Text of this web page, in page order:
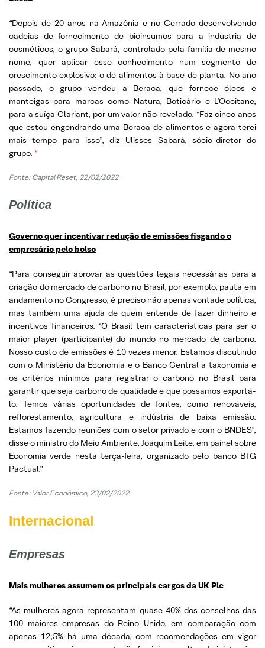
“Depois de 20 anos na Amazônia e no Cerrado desenvolvendo
cadeias de fornecimento de bioinsumos para a indústria de
cosméticos, o grupo Sabará, controlado pela família de mesmo
nome, quer aplicar esse conhecimento num segmento de
crescimento explosivo: o de alimentos à base de planta. No ano
passado, o grupo vendeu a Beraca, que fornece óleos e
manteigas para marcas como Natura, Boticário e L’Occitane,
para a suíça Clariant, por um valor não revelado. “Faz cinco anos
que estou engendrando uma Beraca de alimentos e agora terei
mais tempo para isso”, diz Ulisses Sabará, sócio-diretor do
grupo. “
Fonte: Capital Reset, 22/02/2022
Política
Governo quer incentivar redução de emissões fisgando o
empresário pelo bolso
“Para conseguir aprovar as questões legais necessárias para a
criação do mercado de carbono no Brasil, por exemplo, pauta em
andamento no Congresso, é preciso não apenas vontade política,
mas também uma ajuda de quem entende de fazer dinheiro e
incentivos financeiros. “O Brasil tem características para ser o
maior player (participante) do mundo no mercado de carbono.
Nosso custo de emissões é 10 vezes menor. Estamos discutindo
com o Ministério da Economia e o Banco Central a taxonomia e
os critérios mínimos para registrar o carbono no Brasil para
garantir que seja carbono de qualidade e que possamos exportá-
lo. Temos várias oportunidades de fontes, como renováveis,
reflorestamento, agricultura e indústria de baixa emissão.
Estamos fazendo reuniões com o setor privado e com o BNDES”,
disse o ministro do Meio Ambiente, Joaquim Leite, em painel sobre
Economia verde nesta terça-feira, organizado pelo banco BTG
Pactual.”
Fonte: Valor Econômico, 23/02/2022
Internacional
Empresas
Mais mulheres assumem os principais cargos da UK Plc
“As mulheres agora representam quase 40% dos conselhos das
100 maiores empresas do Reino Unido, em comparação com
apenas 12,5% há uma década, com recomendações em vigor